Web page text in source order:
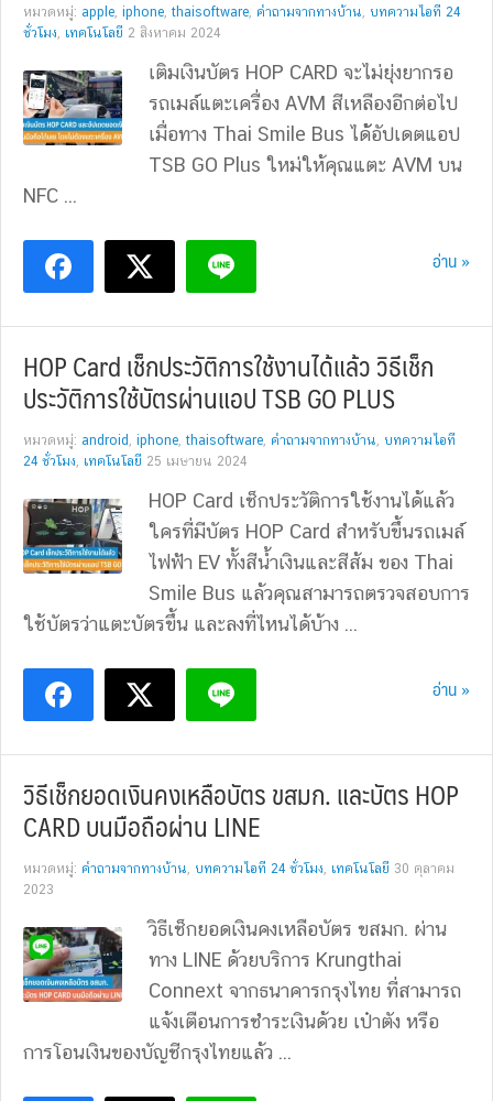
หมวดหมู่: apple, iphone,thaisoftware, คำถามจากทางบ้าน, บทความไอที 24
ชั่วโมง, เทคโนโลยี 2 สิงหาคม 2024
เติมเงินบัตร HOP CARD จะไม่ยุ่งยากรอ
รถเมล์แตะเครื่อง AVM สีเหลืองอีกต่อไป
เมื่อทาง Thai Smile Bus ได้้อัปเดตแอป
TSB GO Plus ใหม่ให้คุณแตะ AVM บน
NFC ...
อ่าน »
HOP Card เช็กประวัติการใช้งานได้แล้ว วิธีเช็ก
ประวัติการใช้บัตรผ่านแอป TSB GO PLUS
หมวดหมู่: android , iphone,thaisoftware, คำถามจากทางบ้าน, บทความไอที
24 ชั่วโมง, เทคโนโลยี 25 เมษายน 2024
HOP Card เช็กประวัติการใช้งานได้แล้ว
ใครที่มีบัตร HOP Card สำหรับขึ้นรถเมล์
ไฟฟ้า EV ทั้งสีน้ำเงินและสีส้ม ของ Thai
Smile Bus แล้วคุณสามารถตรวจสอบการ
ใช้บัตรว่าแตะบัตรขึ้น และลงที่ไหนได้บ้าง ...
อ่าน »
วิธีเช็กยอดเงินคงเหลือบัตร ขสมก. และบัตร HOP
CARD บนมือถือผ่าน LINE
หมวดหมู่: คำถามจากทางบ้าน, บทความไอที 24 ชั่วโมง, เทคโนโลยี 30 ตุลาคม
2023
วิธีเช็กยอดเงินคงเหลือบัตร ขสมก. ผ่าน
ทาง LINE ด้วยบริการ Krungthai
Connext จากธนาคารกรุงไทย ที่สามารถ
แจ้งเตือนการชำระเงินด้วย เป๋าตัง หรือ
การโอนเงินของบัญชีกรุงไทยแล้ว ...